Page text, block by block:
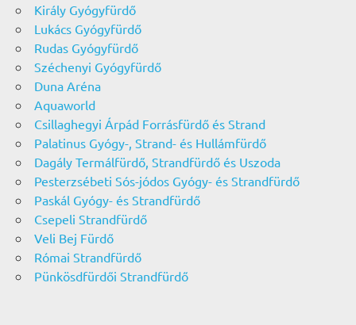
Király Gyógyfürdő
Lukács Gyógyfürdő
Rudas Gyógyfürdő
Széchenyi Gyógyfürdő
Duna Aréna
Aquaworld
Csillaghegyi Árpád Forrásfürdő és Strand
Palatinus Gyógy-, Strand- és Hullámfürdő
Dagály Termálfürdő, Strandfürdő és Uszoda
Pesterzsébeti Sós-jódos Gyógy- és Strandfürdő
Paskál Gyógy- és Strandfürdő
Csepeli Strandfürdő
Veli Bej Fürdő
Római Strandfürdő
Pünkösdfürdői Strandfürdő